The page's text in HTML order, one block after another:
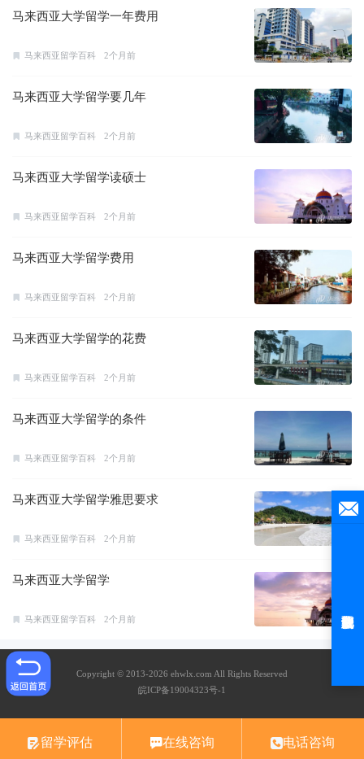
马来西亚大学留学一年费用
马来西亚留学百科 2个月前
马来西亚大学留学要几年
马来西亚留学百科 2个月前
马来西亚大学留学读硕士
马来西亚留学百科 2个月前
马来西亚大学留学费用
马来西亚留学百科 2个月前
马来西亚大学留学的花费
马来西亚留学百科 2个月前
马来西亚大学留学的条件
马来西亚留学百科 2个月前
马来西亚大学留学雅思要求
马来西亚留学百科 2个月前
马来西亚大学留学
马来西亚留学百科 2个月前
Copyright © 2013-2026 ehwlx.com All Rights Reserved
皖ICP备19004323号-1
留学评估 在线咨询 电话咨询